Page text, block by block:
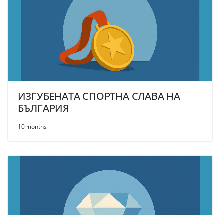
ИЗГУБЕНАТА СПОРТНА СЛАВА НА
БЪЛГАРИЯ
10 months